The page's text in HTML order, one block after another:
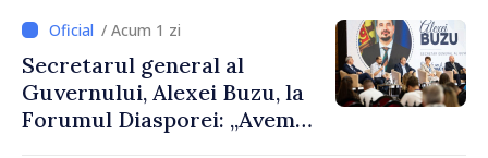
despre parcursul european
al Republicii Moldova.
/ Acum 1 zi
Secretarul general al
Guvernului, Alexei Buzu, la
Forumul Diasporei: „Avem